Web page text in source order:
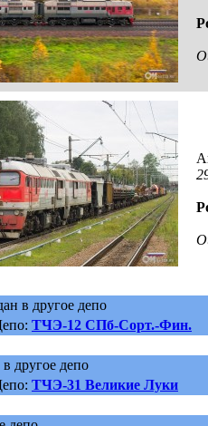
в другое депо
ТЧЭ-12 СПб-Сорт.-Фин.
другое депо
ТЧЭ-31 Великие Луки